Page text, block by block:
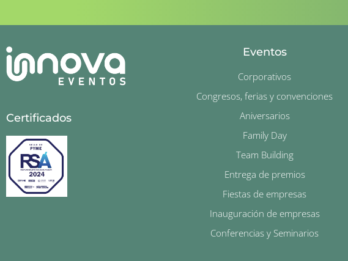
Certificados
Eventos
Corporativos
Congresos, ferias y convenciones
Aniversarios
Family Day
Team Building
Entrega de premios
Fiestas de empresas
Inauguración de empresas
Conferencias y Seminarios